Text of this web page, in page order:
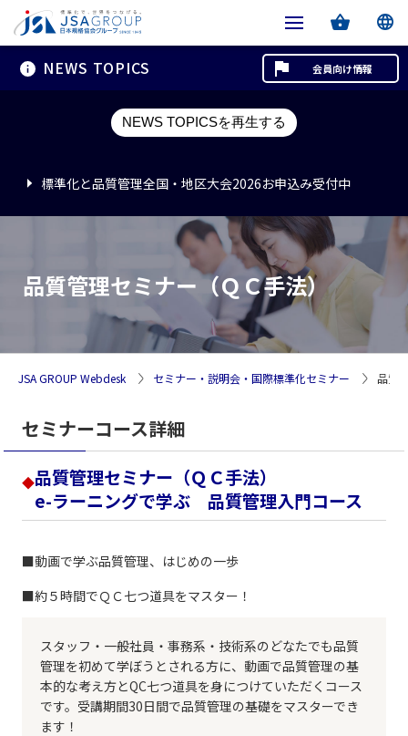
NEWS TOPICS
NEWS TOPICSを再生する
標準化と品質管理全国・地区大会2026お申込み受付中
標準化と品質管理全国・地区大会2026お申込み受付中
標準化と品質管理全国・地区大会2026お申込み受付中
会員向け情報
品質管理セミナー（ＱＣ手法）
JSA GROUP Webdesk セミナー・説明会・国際標準化セミナー 品質
セミナーコース詳細
◆品質管理セミナー（ＱＣ手法）
e-ラーニングで学ぶ 品質管理入門コース
■動画で学ぶ品質管理、はじめの一歩
■約５時間でＱＣ七つ道具をマスター！
スタッフ・一般社員・事務系・技術系のどなたでも品質
管理を初めて学ぼうとされる方に、動画で品質管理の基
本的な考え方とQC七つ道具を身につけていただくコース
です。受講期間30日間で品質管理の基礎をマスターでき
ます！